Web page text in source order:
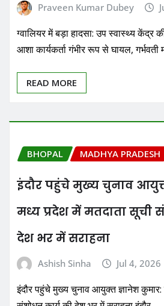
Praveen Kumar Dubey
ग्वालियर में बड़ा हादसा: उप स्वास्थ्य केंद्र
आशा कार्यकर्ता गंभीर रूप से घायल, गर्भवती
READ MORE
BHOPAL MADHYA PRADESH
इंदौर पहुंचे मुख्य चुनाव
मध्य प्रदेश में मतदाता सूची
देश भर में सराहना
Ashish Sinha Jul 4, 2026
इंदौर पहुंचे मुख्य चुनाव आयुक्त ज्ञानेश